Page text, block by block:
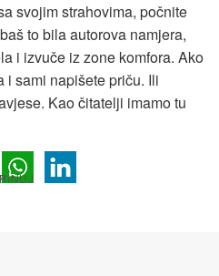
svojim strahovima, počnite
to bila autorova namjera,
i izvuče iz zone komfora. Ako
i sami napišete priču. Ili
Kao čitatelji imamo tu